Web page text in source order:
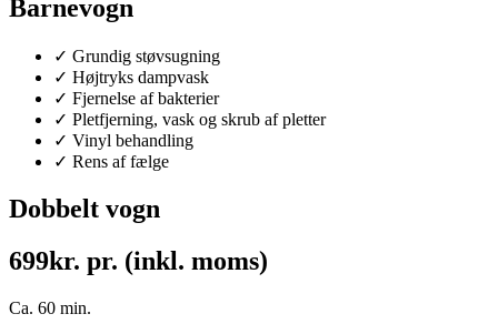
Barnevogn
✓ Grundig støvsugning
✓ Højtryks dampvask
✓ Fjernelse af bakterier
✓ Pletfjerning, vask og skrub af pletter
✓ Vinyl behandling
✓ Rens af fælge
Dobbelt vogn
699kr. pr. (inkl. moms)
Ca. 60 min.